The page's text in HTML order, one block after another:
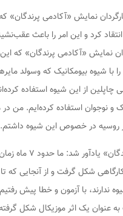
نمایش «آکادمی پرندگان»
انتقاد کرد و این امر را باعث
نمایش «آکادمی پرندگان» که
با شیوه بیومکانیک که وسولد
چاپلین از این شیوه استفاده
و نوجوان استفاده کرده‌ایم.
روسیه در خصوص این شیوه داشتم.
وی درباره
شکل گرفت و از آنجایی که
ندارند، با آزمون و خطا پیش
عنوان یک اثر موزیکال شکل